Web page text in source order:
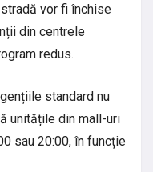
vor fi închise
din centrele
redus.
standard nu
unitățile din mall-uri
sau 20:00, în funcție